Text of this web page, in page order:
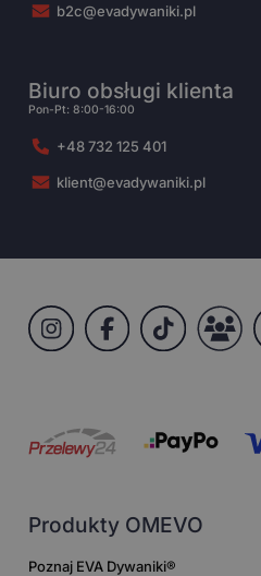
b2c@evadywaniki.pl
Biuro obsługi klienta
Pon-Pt: 8:00-16:00
+48 732 125 401
klient@evadywaniki.pl
Produkty OMEVO
Poznaj EVA Dywaniki®